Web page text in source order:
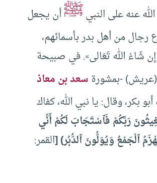
عنه على النبيﷺأن يجعل
رجال من أهل بدر بأسمائهم،
شَاءْ الله تَعَالى». في صبيحة
-بمشورةسعد بن معاذ
بكر، وقال: يا نبي الله، كفاك
رَبَّكُمْ فَٱسْتَجَابَ لَكُمْ أَنِّي
ٱلْجَمْعُ وَيُوَلُّونَ ٱلدُّبُر) [القمر: